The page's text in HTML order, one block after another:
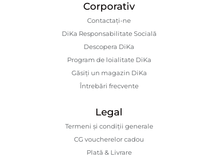
Corporativ
Contactaţi-ne
DiKa Responsabilitate Socială
Descopera DiKa
Program de loialitate DiKa
Găsiți un magazin DiKa
Întrebări frecvente
Legal
Termeni și condiții generale
CG voucherelor cadou
Plată & Livrare